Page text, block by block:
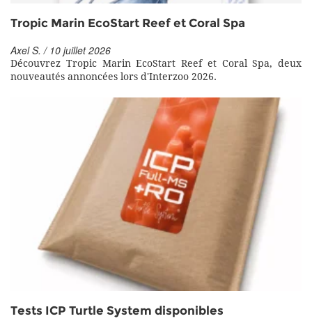
Tropic Marin EcoStart Reef et Coral Spa
Axel S. / 10 juillet 2026
Découvrez Tropic Marin EcoStart Reef et Coral Spa, deux
nouveautés annoncées lors d'Interzoo 2026.
Tests ICP Turtle System disponibles